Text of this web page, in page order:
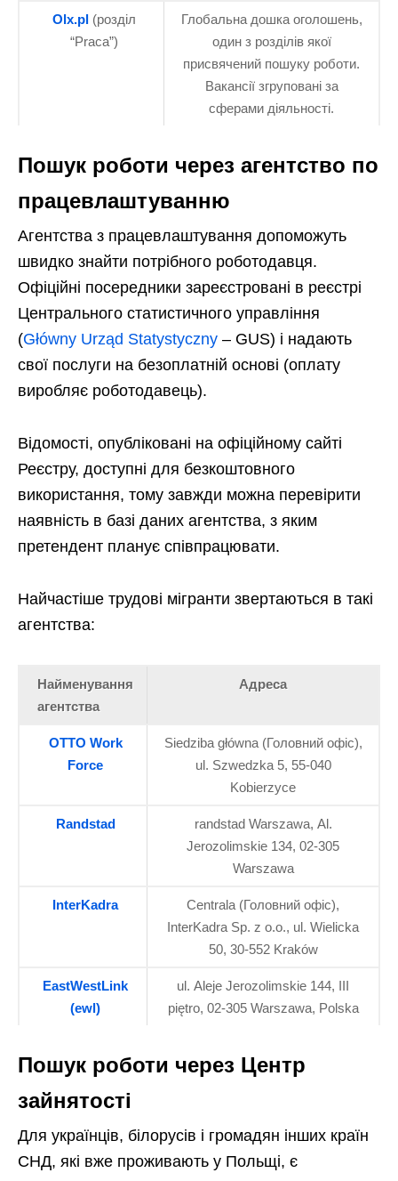
Olx.pl(розділ
“Praca”)
Глобальна дошка оголошень,
один з розділів якої
присвячений пошуку роботи.
Вакансії згруповані за
сферами діяльності.
Пошук роботи через агентство по
працевлаштуванню
Агентства з працевлаштування допоможуть
швидко знайти потрібного роботодавця.
Офіційні посередники зареєстровані в реєстрі
Центрального статистичного управління
(Główny Urząd Statystyczny – GUS) і надають
свої послуги на безоплатній основі (оплату
виробляє роботодавець).
Відомості, опубліковані на офіційному сайті
Реєстру, доступні для безкоштовного
використання, тому завжди можна перевірити
наявність в базі даних агентства, з яким
претендент планує співпрацювати.
Найчастіше трудові мігранти звертаються в такі
агентства:
Найменування
агентства
Адреса
OTTO Work
Force
Siedziba główna (Головний офіс),
ul. Szwedzka 5, 55-040
Kobierzyce
Randstad
randstad Warszawa, Al.
Jerozolimskie 134, 02-305
Warszawa
InterKadra
Centrala (Головний офіс),
InterKadra Sp. z o.o., ul. Wielicka
50, 30-552 Kraków
EastWestLink
(ewl)
ul. Aleje Jerozolimskie 144, III
piętro, 02-305 Warszawa, Polska
Пошук роботи через Центр
зайнятості
Для українців, білорусів і громадян інших країн
СНД, які вже проживають у Польщі, є